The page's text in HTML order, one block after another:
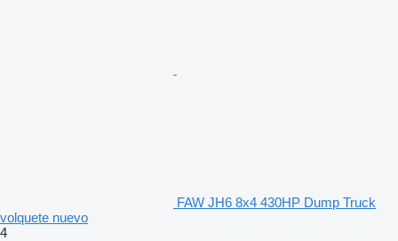
FAW JH6 8x4 430HP Dump Truck
volquete nuevo
4